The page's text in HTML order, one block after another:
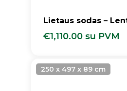
Lietaus sodas –
€1,110.00 su PVM
250 x 497 x 89 cm